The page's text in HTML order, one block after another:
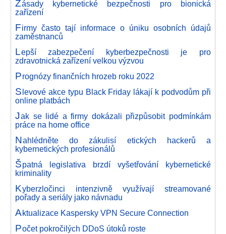
Zásady kybernetické bezpečnosti pro bionická
zařízení
Firmy často tají informace o úniku osobních údajů
zaměstnanců
Lepší zabezpečení kyberbezpečnosti je pro
zdravotnická zařízení velkou výzvou
Prognózy finančních hrozeb roku 2022
Slevové akce typu Black Friday lákají k podvodům při
online platbách
Jak se lidé a firmy dokázali přizpůsobit podmínkám
práce na home office
Nahlédněte do zákulisí etických hackerů a
kybernetických profesionálů
Špatná legislativa brzdí vyšetřování kybernetické
kriminality
Kyberzločinci intenzivně využívají streamované
pořady a seriály jako návnadu
Aktualizace Kaspersky VPN Secure Connection
Počet pokročilých DDoS útoků roste